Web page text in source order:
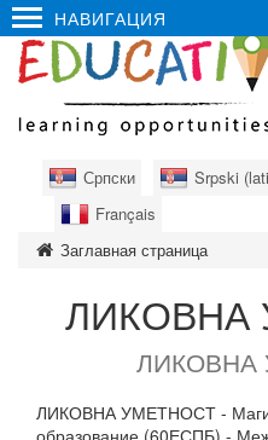
НАВИГАЦИЯ
Српски Srpski
Français
Заглавная страница
ЛИКОВНА
ЛИКОВНА
ЛИКОВНА УМЕТНОСТ -
образование (60ЕСПБ) -